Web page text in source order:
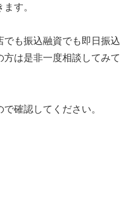
す。
も振込融資でも即日振込
は是非一度相談してみて
確認してください。